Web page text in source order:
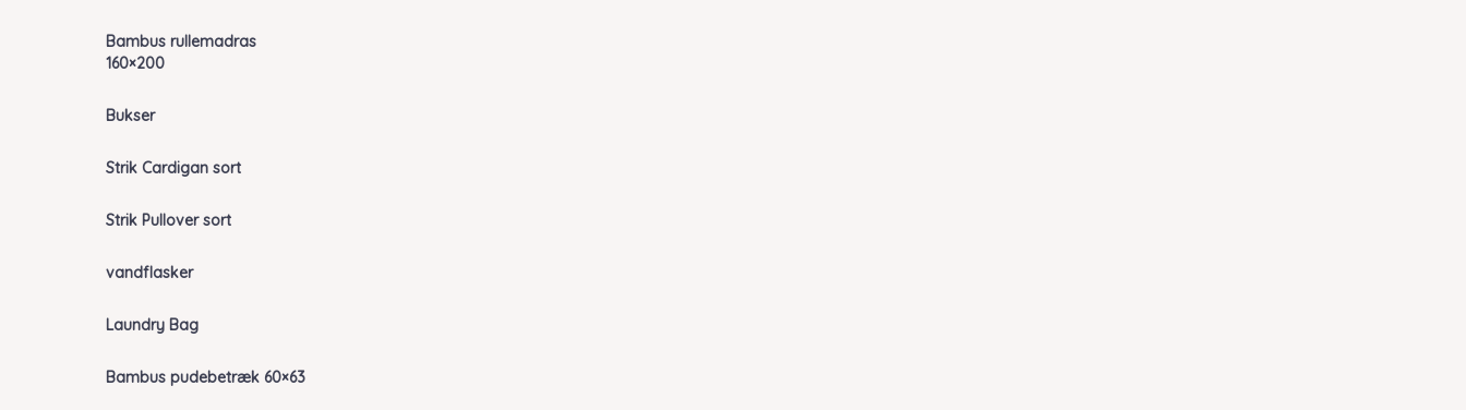
Bambus rullemadras
160×200
Bukser
Strik Cardigan sort
Strik Pullover sort
vandflasker
Laundry Bag
Bambus pudebetræk 60×63